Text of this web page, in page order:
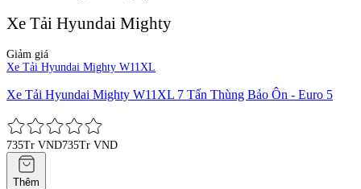
Xe Tải Hyundai Mighty
Giảm giá
Xe Tải Hyundai Mighty W11XL
Xe Tải Hyundai Mighty W11XL 7 Tấn Thùng Bảo Ôn - Euro 5
735Tr VND735Tr VND
Thêm